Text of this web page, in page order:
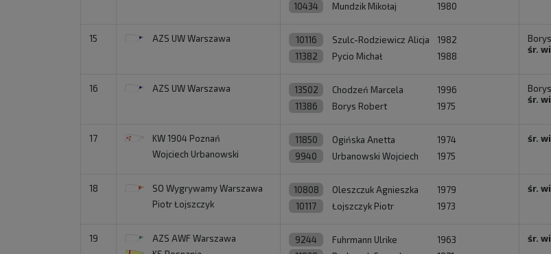
10434
Mundzik Mikołaj 1980
15 AZS UW Warszawa 10116 Szulc-Rodziewicz Alicja
1982
11382
Pycio Michał 1988
śr.
16 AZS UW Warszawa 13502 Chodzeń Marcela
1996
11386
Borys Robert 1975
śr.
17
KW 1904 Poznań
Wojciech Urbanowski
11850 Ogińska Anetta
1974
9940
Urbanowski Wojciech 1975
śr.
18
SO Wygrywamy Warszawa
Piotr Łojszczyk
10808 Oleszczuk Agnieszka
1979
10117
Łojszczyk Piotr 1973
śr.
19
AZS AWF Warszawa
9244 Fuhrmann Ulrike
1963
śr.